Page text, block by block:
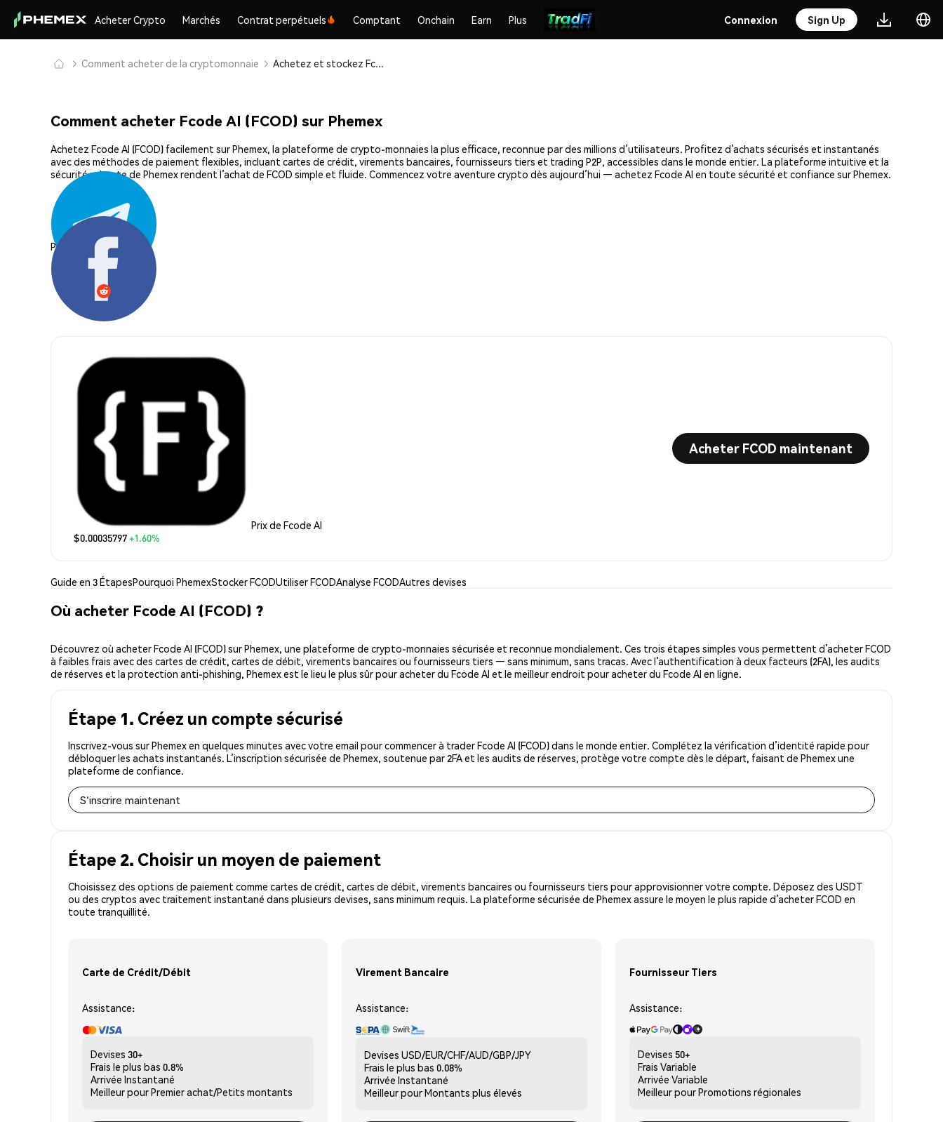
Acheter Crypto Marchés Contrat perpétuels Comptant Onchain Earn Plus Connexion Sign Up
Comment acheter de la cryptomonnaie Achetez et stockez Fcode AI (FCOD) en toute sécurité
Comment acheter Fcode AI (FCOD) sur Phemex
Achetez Fcode AI (FCOD) facilement sur Phemex, la plateforme de crypto-monnaies la plus efficace, reconnue par des millions d’utilisateurs. Profitez d’achats sécurisés et instantanés
avec des méthodes de paiement flexibles, incluant cartes de crédit, virements bancaires, fournisseurs tiers et trading P2P, accessibles dans le monde entier. La plateforme intuitive et la
sécurité robuste de Phemex rendent l’achat de FCOD simple et fluide. Commencez votre aventure crypto dès aujourd’hui — achetez Fcode AI en toute sécurité et confiance sur Phemex.
Partager:
Prix de Fcode AI
$0.00035797+1.60%
Acheter FCOD maintenant
Guide en 3 ÉtapesPourquoi PhemexStocker FCODUtiliser FCODAnalyse FCODAutres devises
Où acheter Fcode AI (FCOD) ?
Découvrez où acheter Fcode AI (FCOD) sur Phemex, une plateforme de crypto-monnaies sécurisée et reconnue mondialement. Ces trois étapes simples vous permettent d’acheter FCOD
à faibles frais avec des cartes de crédit, cartes de débit, virements bancaires ou fournisseurs tiers — sans minimum, sans tracas. Avec l’authentification à deux facteurs (2FA), les audits
de réserves et la protection anti-phishing, Phemex est le lieu le plus sûr pour acheter du Fcode AI et le meilleur endroit pour acheter du Fcode AI en ligne.
Étape 1. Créez un compte sécurisé
Inscrivez-vous sur Phemex en quelques minutes avec votre email pour commencer à trader Fcode AI (FCOD) dans le monde entier. Complétez la vérification d’identité rapide pour
débloquer les achats instantanés. L’inscription sécurisée de Phemex, soutenue par 2FA et les audits de réserves, protège votre compte dès le départ, faisant de Phemex une
plateforme de confiance.
S'inscrire maintenant
Étape 2. Choisir un moyen de paiement
Choisissez des options de paiement comme cartes de crédit, cartes de débit, virements bancaires ou fournisseurs tiers pour approvisionner votre compte. Déposez des USDT
ou des cryptos avec traitement instantané dans plusieurs devises, sans minimum requis. La plateforme sécurisée de Phemex assure le moyen le plus rapide d’acheter FCOD en
toute tranquillité.
Carte de Crédit/Débit
Assistance:
Devises 30+
Frais le plus bas 0.8%
Arrivée Instantané
Meilleur pourPremier achat/Petits montants
Virement Bancaire
Assistance:
Devises USD/EUR/CHF/AUD/GBP/JPY
Frais le plus bas 0.08%
Arrivée Instantané
Meilleur pourMontants plus élevés
Fournisseur Tiers
Assistance:
Devises 50+
Frais Variable
Arrivée Variable
Meilleur pourPromotions régionales